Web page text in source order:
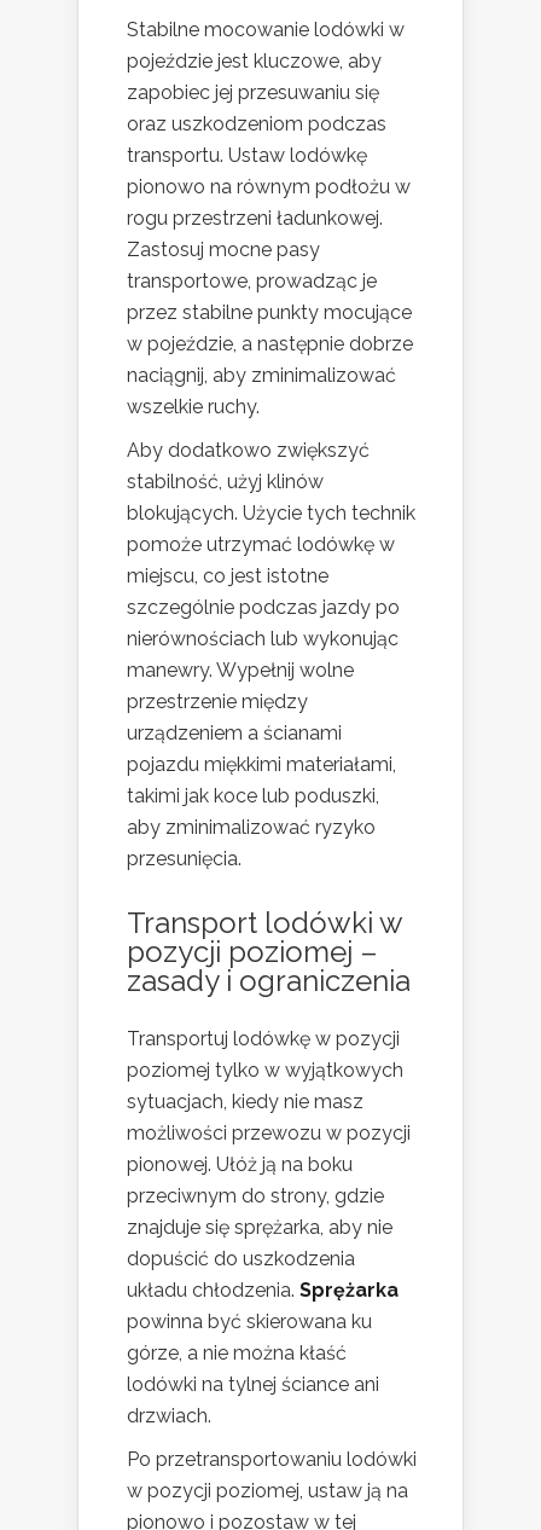
Stabilne mocowanie lodówki w
pojeździe jest kluczowe, aby
zapobiec jej przesuwaniu się
oraz uszkodzeniom podczas
transportu. Ustaw lodówkę
pionowo na równym podłożu w
rogu przestrzeni ładunkowej.
Zastosuj mocne pasy
transportowe, prowadząc je
przez stabilne punkty mocujące
w pojeździe, a następnie dobrze
naciągnij, aby zminimalizować
wszelkie ruchy.
Aby dodatkowo zwiększyć
stabilność, użyj klinów
blokujących. Użycie tych technik
pomoże utrzymać lodówkę w
miejscu, co jest istotne
szczególnie podczas jazdy po
nierównościach lub wykonując
manewry. Wypełnij wolne
przestrzenie między
urządzeniem a ścianami
pojazdu miękkimi materiałami,
takimi jak koce lub poduszki,
aby zminimalizować ryzyko
przesunięcia.
Transport lodówki w
pozycji poziomej –
zasady i ograniczenia
Transportuj lodówkę w pozycji
poziomej tylko w wyjątkowych
sytuacjach, kiedy nie masz
możliwości przewozu w pozycji
pionowej. Ułóż ją na boku
przeciwnym do strony, gdzie
znajduje się sprężarka, aby nie
dopuścić do uszkodzenia
układu chłodzenia. Sprężarka
powinna być skierowana ku
górze, a nie można kłaść
lodówki na tylnej ściance ani
drzwiach.
Po przetransportowaniu lodówki
w pozycji poziomej, ustaw ją na
pionowo i pozostaw w tej